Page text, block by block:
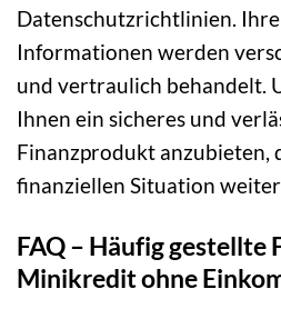
Datenschutzrichtlinien.
Informationen werden
und vertraulich behandelt.
Ihnen ein sicheres und
Finanzprodukt anzubieten,
finanziellen Situation
FAQ – Häufig gestellte
Minikredit ohne